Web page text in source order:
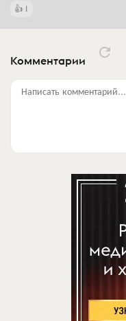
1
Комментарии
Написать комментарий...